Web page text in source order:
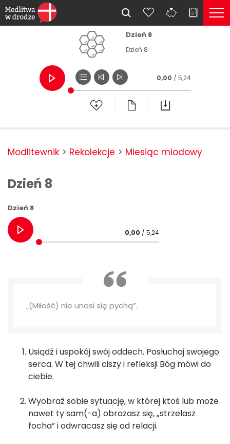
Dzień 8
Dzień 8
0,00 / 5,24
Modlitewnik Rekolekcje Miesiąc miodowy
Dzień 8
Dzień 8
0,00 / 5,24
„(Miłość) nie unosi się pychą”.
Usiądź i uspokój swój oddech. Posłuchaj swojego
serca. W tej chwili ciszy i refleksji Bóg mówi do
ciebie.
Wyobraź sobie sytuację, w której ktoś lub może
nawet ty sam(-a) obrażasz się, „strzelasz
focha” i odwracasz się od relacji.